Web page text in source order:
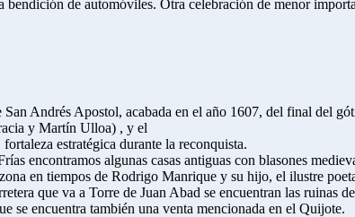
de automóviles. Otra celebración de menor
San Andrés Apostol, acabada en el año 1607, del final del
y Martín Ulloa) , y el
fortaleza estratégica durante la reconquista.
encontramos algunas casas antiguas con blasones
en tiempos de Rodrigo Manrique y su hijo, el ilustre
que va a Torre de Juan Abad se encuentran las ruinas
se encuentra también una venta mencionada en el Quijote.